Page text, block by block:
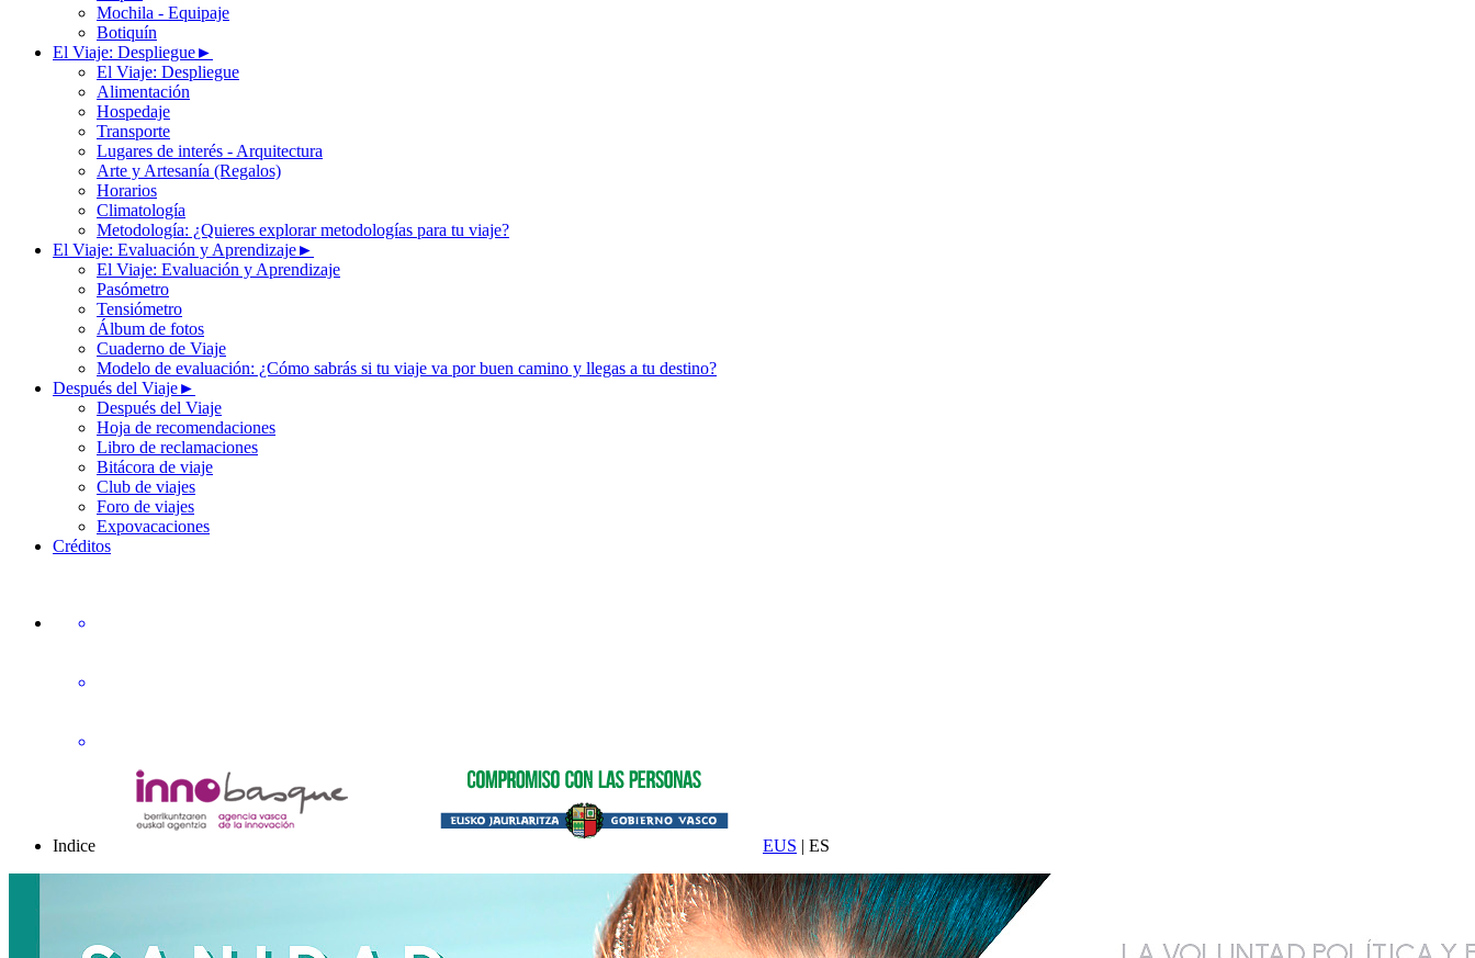
Mochila - Equipaje
Botiquín
El Viaje: Despliegue►
El Viaje: Despliegue
Alimentación
Hospedaje
Transporte
Lugares de interés - Arquitectura
Arte y Artesanía (Regalos)
Horarios
Climatología
Metodología: ¿Quieres explorar metodologías para tu viaje?
El Viaje: Evaluación y Aprendizaje►
El Viaje: Evaluación y Aprendizaje
Pasómetro
Tensiómetro
Álbum de fotos
Cuaderno de Viaje
Modelo de evaluación: ¿Cómo sabrás si tu viaje va por buen camino y llegas a tu destino?
Después del Viaje►
Después del Viaje
Hoja de recomendaciones
Libro de reclamaciones
Bitácora de viaje
Club de viajes
Foro de viajes
Expovacaciones
Créditos
Indice EUS | ES